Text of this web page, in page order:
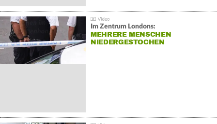
Im Zentrum Londons:
MEHRERE MENSCHEN
NIEDERGESTOCHEN